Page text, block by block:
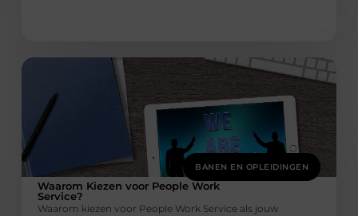
BANEN EN OPLEIDINGEN
Waarom Kiezen voor People Work
Service?
Waarom kiezen voor People Work Service als jouw